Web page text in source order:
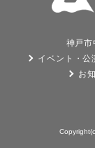
神戸
イベント・公
お